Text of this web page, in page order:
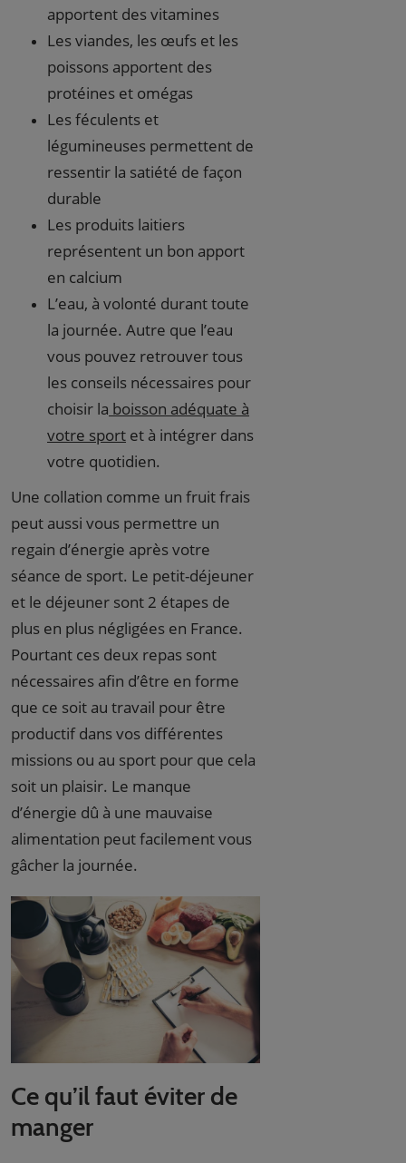
apportent des vitamines
Les viandes, les œufs et les
poissons apportent des
protéines et omégas
Les féculents et
légumineuses permettent de
ressentir la satiété de façon
durable
Les produits laitiers
représentent un bon apport
en calcium
L’eau, à volonté durant toute
la journée. Autre que l’eau
vous pouvez retrouver tous
les conseils nécessaires pour
choisir la boisson adéquate à
votre sport et à intégrer dans
votre quotidien.
Une collation comme un fruit frais
peut aussi vous permettre un
regain d’énergie après votre
séance de sport. Le petit-déjeuner
et le déjeuner sont 2 étapes de
plus en plus négligées en France.
Pourtant ces deux repas sont
nécessaires afin d’être en forme
que ce soit au travail pour être
productif dans vos différentes
missions ou au sport pour que cela
soit un plaisir. Le manque
d’énergie dû à une mauvaise
alimentation peut facilement vous
gâcher la journée.
Ce qu’il faut éviter de
manger